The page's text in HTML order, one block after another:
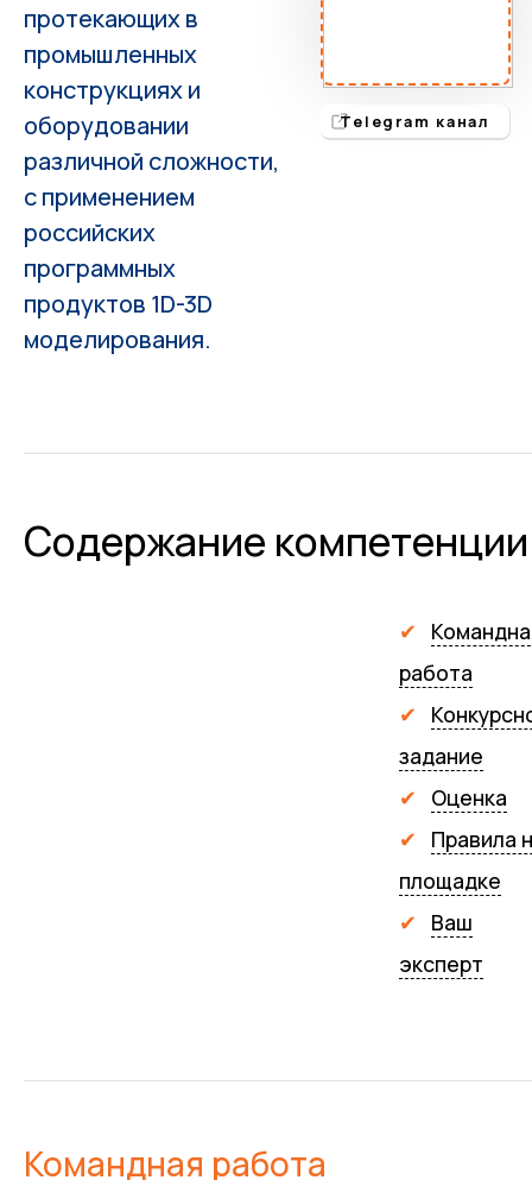
протекающих в
промышленных
конструкциях и
оборудовании
различной сложности,
с применением
российских
программных
продуктов 1D-3D
моделирования.
Telegram канал
Содержание компетенции
работа
задание
Оценка
Правила
площадке
Ваш
эксперт
Командная работа